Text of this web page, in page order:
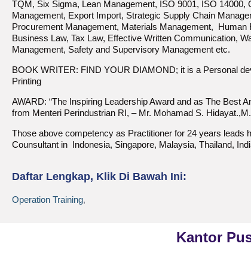
TQM, Six Sigma, Lean Management, ISO 9001, ISO 14000,
Management, Export Import, Strategic Supply Chain
Procurement Management, Materials Management, Human
Business Law, Tax Law, Effective Written Communication,
Management, Safety and Supervisory Management etc.
BOOK WRITER: FIND YOUR DIAMOND; it is a Personal
Printing
AWARD: “The Inspiring Leadership Award and as The Best
from Menteri Perindustrian RI, – Mr. Mohamad S.
Those above competency as Practitioner for 24 years leads
Counsultant in Indonesia, Singapore, Malaysia, Thailand,
Daftar Lengkap, Klik Di Bawah Ini:
Operation Training,
Kantor